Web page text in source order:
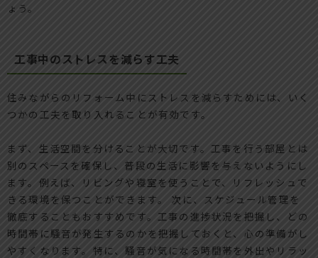
ょう。
工事中のストレスを減らす工夫
住みながらのリフォーム中にストレスを減らすためには、いく
つかの工夫を取り入れることが有効です。
まず、生活空間を分けることが大切です。工事を行う部屋とは
別のスペースを確保し、普段の生活に影響を与えないようにし
ます。例えば、リビングや寝室を使うことで、リフレッシュで
きる環境を保つことができます。 次に、スケジュール管理を
徹底することもおすすめです。工事の進捗状況を把握し、どの
時間帯に騒音が発生するのかを把握しておくと、心の準備がし
やすくなります。特に、騒音が気になる時間帯を外出やリラッ